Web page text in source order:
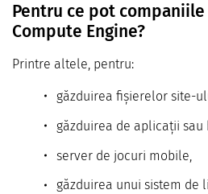
Pentru ce pot
Compute Engine?
Printre altele, pentru:
găzduirea fișierelor site-
găzduirea de aplicații
server de jocuri mobile,
găzduirea unui sistem de